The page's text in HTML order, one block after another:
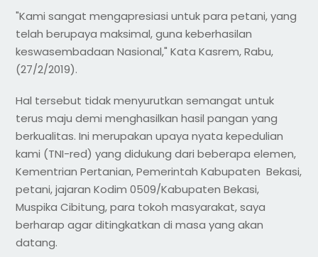
"Kami sangat mengapresiasi untuk para petani, yang
telah berupaya maksimal, guna keberhasilan
keswasembadaan Nasional," Kata Kasrem, Rabu,
(27/2/2019).
Hal tersebut tidak menyurutkan semangat untuk
terus maju demi menghasilkan hasil pangan yang
berkualitas. Ini merupakan upaya nyata kepedulian
kami (TNI-red) yang didukung dari beberapa elemen,
Kementrian Pertanian, Pemerintah Kabupaten Bekasi,
petani, jajaran Kodim 0509/Kabupaten Bekasi,
Muspika Cibitung, para tokoh masyarakat, saya
berharap agar ditingkatkan di masa yang akan
datang.